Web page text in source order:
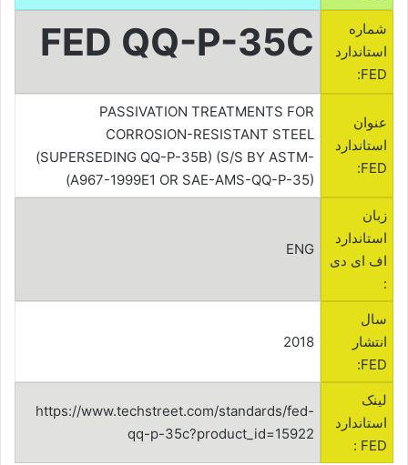
شماره
استاندارد
FED:
FED QQ-P-35C
عنوان
استاندارد
FED:
PASSIVATION TREATMENTS FOR
CORROSION-RESISTANT STEEL
(SUPERSEDING QQ-P-35B) (S/S BY ASTM-
A967-1999E1 OR SAE-AMS-QQ-P-35))
زبان
استاندارد
اف ای دی
:
ENG
سال
انتشار
FED:
2018
لینک
استاندارد
FED :
https://www.techstreet.com/standards/fed-
qq-p-35c?product_id=15922